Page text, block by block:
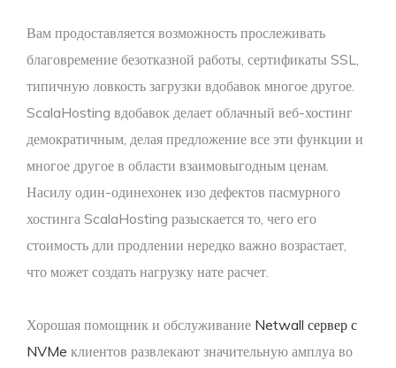
Вам продоставляется возможность прослеживать
благовремение безотказной работы, сертификаты SSL,
типичную ловкость загрузки вдобавок многое другое.
ScalaHosting вдобавок делает облачный веб-хостинг
демократичным, делая предложение все эти функции и
многое другое в области взаимовыгодным ценам.
Насилу один-одинехонек изо дефектов пасмурного
хостинга ScalaHosting разыскается то, чего его
стоимость дли продлении нередко важно возрастает,
что может создать нагрузку нате расчет.
Хорошая помощник и обслуживание Netwall сервер с
NVMe клиентов развлекают значительную амплуа во